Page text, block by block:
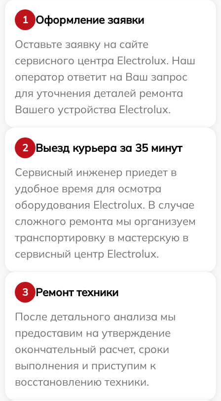
1
Оформление заявки
Оставьте заявку на сайте
сервисного центра Electrolux. Наш
оператор ответит на Ваш запрос
для уточнения деталей ремонта
Вашего устройства Electrolux.
2
Выезд курьера за 35 минут
Сервисный инженер приедет в
удобное время для осмотра
оборудования Electrolux. В случае
сложного ремонта мы организуем
транспортировку в мастерскую в
сервисный центр Electrolux.
3
Ремонт техники
После детального анализа мы
предоставим на утверждение
окончательный расчет, сроки
выполнения и приступим к
восстановлению техники.